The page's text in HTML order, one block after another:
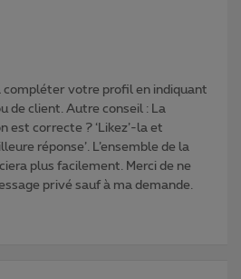
compléter votre profil en indiquant
de client. Autre conseil : La
est correcte ? ‘Likez’-la et
réponse’. L’ensemble de la
plus facilement. Merci de ne
privé sauf à ma demande.